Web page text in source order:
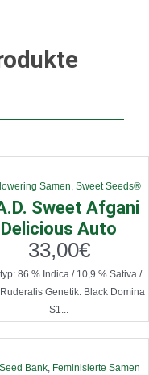
Samen, Sweet Seeds®
Sweet Afgani
Delicious Auto
33,00€
86 % Indica / 10,9 % Sativa /
Genetik: Black Domina
S1...
Bank, Feminisierte Samen